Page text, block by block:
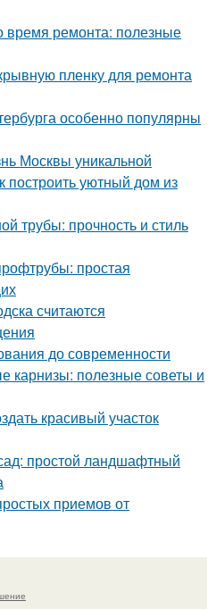
время ремонта: полезные
пленку для ремонта
особенно популярны
Москвы уникальной
построить уютный дом из
трубы: прочность и стиль
простая
считаются
до современности
карнизы: полезные советы и
красивый участок
простой ландшафтный
приемов от